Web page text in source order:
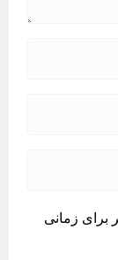
برای زمانی